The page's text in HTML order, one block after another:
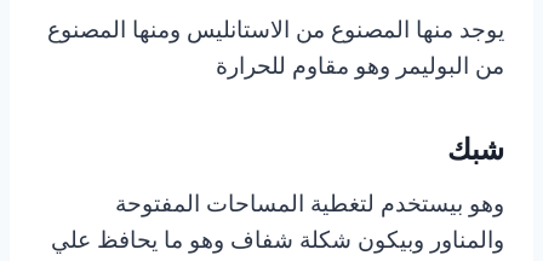
يوجد منها المصنوع من الاستانليس ومنها المصنوع
من البوليمر وهو مقاوم للحرارة
شبك
وهو بيستخدم لتغطية المساحات المفتوحة
والمناور وبيكون شكلة شفاف وهو ما يحافظ علي